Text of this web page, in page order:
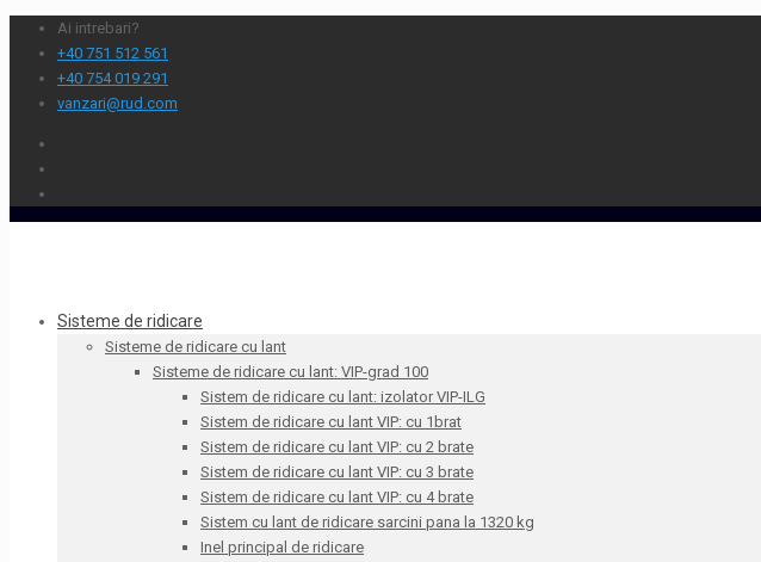
Ai intrebari?
+40 751 512 561
+40 754 019 291
vanzari@rud.com
Sisteme de ridicare
Sisteme de ridicare cu lant
Sisteme de ridicare cu lant: VIP-grad 100
Sistem de ridicare cu lant: izolator VIP-ILG
Sistem de ridicare cu lant VIP: cu 1brat
Sistem de ridicare cu lant VIP: cu 2 brate
Sistem de ridicare cu lant VIP: cu 3 brate
Sistem de ridicare cu lant VIP: cu 4 brate
Sistem cu lant de ridicare sarcini pana la 1320 kg
Inel principal de ridicare